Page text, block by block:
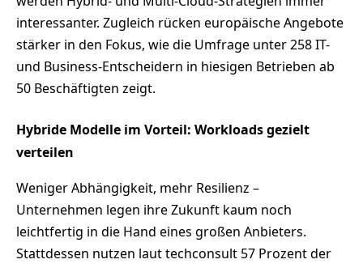
interessanter. Zugleich rücken europäische Angebote
stärker in den Fokus, wie die Umfrage unter 258 IT-
und Business-Entscheidern in hiesigen Betrieben ab
50 Beschäftigten zeigt.
Hybride Modelle im Vorteil: Workloads gezielt
verteilen
Weniger Abhängigkeit, mehr Resilienz –
Unternehmen legen ihre Zukunft kaum noch
leichtfertig in die Hand eines großen Anbieters.
Stattdessen nutzen laut techconsult 57 Prozent der